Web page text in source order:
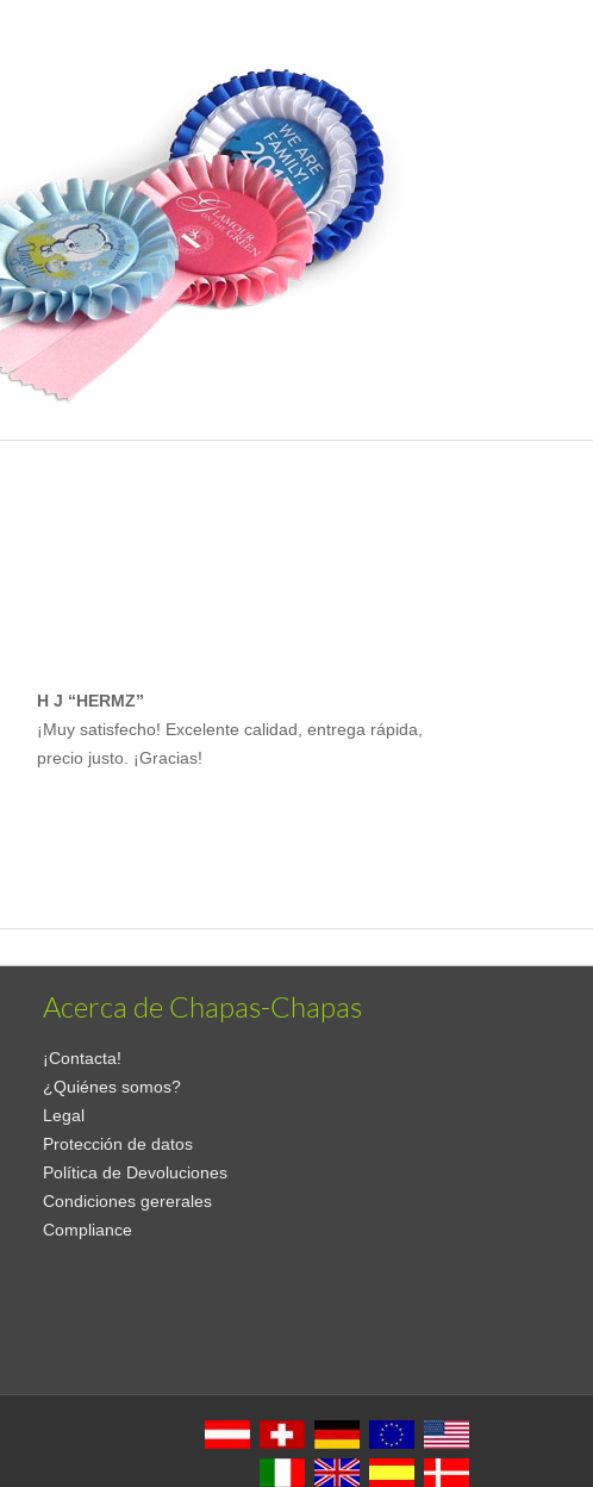
H J “HERMZ”
¡Muy satisfecho! Excelente calidad, entrega rápida,
precio justo. ¡Gracias!
Acerca de Chapas-Chapas
¡Contacta!
¿Quiénes somos?
Legal
Protección de datos
Política de Devoluciones
Condiciones gererales
Compliance